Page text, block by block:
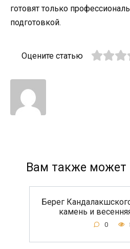
готовят только
подготовкой.
Оцените статью
Вам также может
Берег
камень и
0